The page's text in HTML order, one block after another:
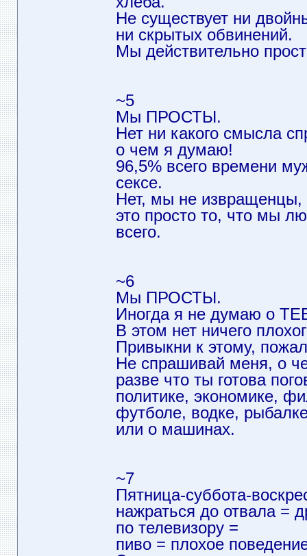
Не существует ни
ни скрытых обвинений.
Мы действительно
~5
Мы ПРОСТЫ.
Нет ни какого смысла
о чем я думаю!
96,5% всего времени
сексе.
Нет, мы не извращенцы,
это просто то, что мы
всего.
~6
Мы ПРОСТЫ.
Иногда я не думаю о
В этом нет ничего
Привыкни к этому,
Не спрашивай меня, о
разве что ты готова
политике, экономике,
футболе, водке,
или о машинах.
~7
Пятница-суббота-
нажраться до отвала =
по телевизору =
пиво = плохое